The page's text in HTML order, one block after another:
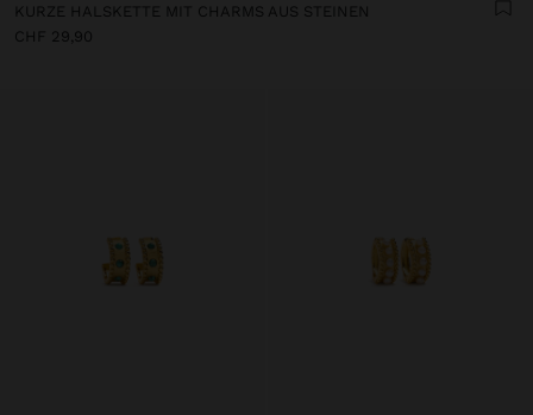
KURZE HALSKETTE MIT CHARMS AUS STEINEN
CHF 29,90